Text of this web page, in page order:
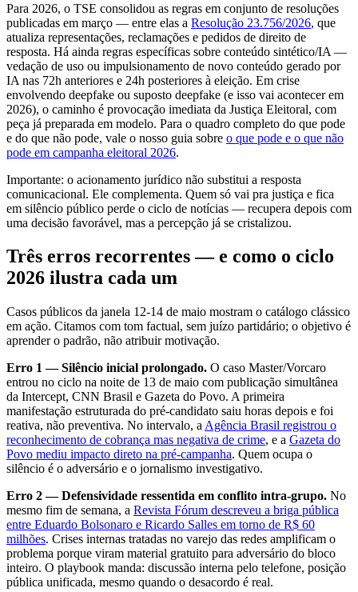
Para 2026, o TSE consolidou as regras em conjunto de resoluções
publicadas em março — entre elas a Resolução 23.756/2026, que
atualiza representações, reclamações e pedidos de direito de
resposta. Há ainda regras específicas sobre conteúdo sintético/IA —
vedação de uso ou impulsionamento de novo conteúdo gerado por
IA nas 72h anteriores e 24h posteriores à eleição. Em crise
envolvendo deepfake ou suposto deepfake (e isso vai acontecer em
2026), o caminho é provocação imediata da Justiça Eleitoral, com
peça já preparada em modelo. Para o quadro completo do que pode
e do que não pode, vale o nosso guia sobre o que pode e o que não
pode em campanha eleitoral 2026.
Importante: o acionamento jurídico não substitui a resposta
comunicacional. Ele complementa. Quem só vai pra justiça e fica
em silêncio público perde o ciclo de notícias — recupera depois com
uma decisão favorável, mas a percepção já se cristalizou.
Três erros recorrentes — e como o ciclo
2026 ilustra cada um
Casos públicos da janela 12-14 de maio mostram o catálogo clássico
em ação. Citamos com tom factual, sem juízo partidário; o objetivo é
aprender o padrão, não atribuir motivação.
Erro 1 — Silêncio inicial prolongado. O caso Master/Vorcaro
entrou no ciclo na noite de 13 de maio com publicação simultânea
da Intercept, CNN Brasil e Gazeta do Povo. A primeira
manifestação estruturada do pré-candidato saiu horas depois e foi
reativa, não preventiva. No intervalo, a Agência Brasil registrou o
reconhecimento de cobrança mas negativa de crime, e a Gazeta do
Povo mediu impacto direto na pré-campanha. Quem ocupa o
silêncio é o adversário e o jornalismo investigativo.
Erro 2 — Defensividade ressentida em conflito intra-grupo. No
mesmo fim de semana, a Revista Fórum descreveu a briga pública
entre Eduardo Bolsonaro e Ricardo Salles em torno de R$ 60
milhões. Crises internas tratadas no varejo das redes amplificam o
problema porque viram material gratuito para adversário do bloco
inteiro. O playbook manda: discussão interna pelo telefone, posição
pública unificada, mesmo quando o desacordo é real.